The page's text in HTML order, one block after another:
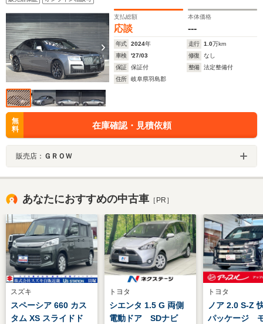
イール/リヤ・シアター・コンフィギュレーション/ラムウ
ールフロアマット /
支払総額
応談
本体価格
---
年式 2024年 走行 1.0万km
車検
'27/03 修復
なし
保証
保証付 整備
法定整備付
住所
岐阜県羽島郡
無
料
在庫確認・見積依頼
販売店： ＧＲＯＷ
あなたにおすすめの中古車 ［PR］
スズキ
スペーシア 660 カス
タム XS スライドド
トヨタ
シエンタ 1.5 G 両側
電動ドア SDナビ
トヨタ
ノア 2.0 S-Z
パッケージ